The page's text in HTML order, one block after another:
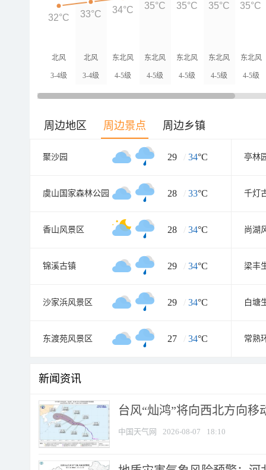
北风
3-4级
北风
3-4级
东北风
4-5级
东北风
4-5级
东北风
4-5级
东北风
4-5级
东北风
4-5级
32°C 33°C 34°C 35°C 35°C 35°C 35°C
周边地区 周边景点 周边乡镇
聚沙园 29 / 34°C 亭林
虞山国家森林公园 28 / 33°C 千灯
香山风景区 28 / 34°C 尚湖
锦溪古镇 29 / 34°C 梁丰
沙家浜风景区 29 / 34°C 白塘
东渡苑风景区 27 / 34°C 常熟
新闻资讯
台风“灿鸿”将向西北方向移
中国天气网 2026-08-07 18:10